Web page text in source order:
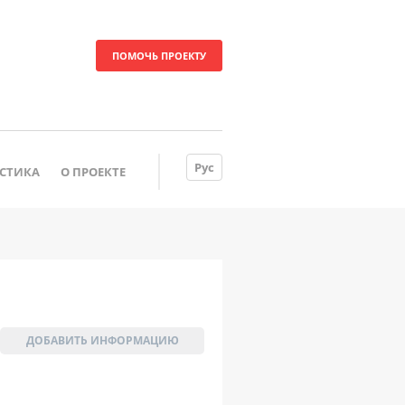
ПОМОЧЬ ПРОЕКТУ
О ПРОЕКТЕ Рус
ДОБАВИТЬ ИНФОРМАЦИЮ